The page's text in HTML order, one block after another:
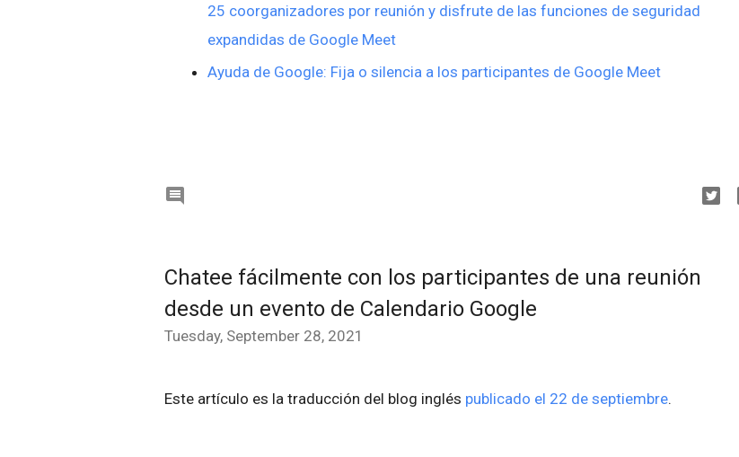
25 coorganizadores por reunión y disfrute de las funciones de seguridad
expandidas de Google Meet
Ayuda de Google: Fija o silencia a los participantes de Google Meet

Chatee fácilmente con los participantes de una reunión
desde un evento de Calendario Google
Tuesday, September 28, 2021
Este artículo es la traducción del blog inglés publicado el 22 de septiembre.